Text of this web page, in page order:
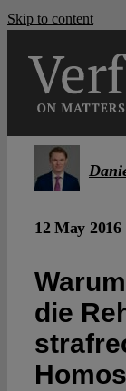
Skip to content
12 May 2016
die